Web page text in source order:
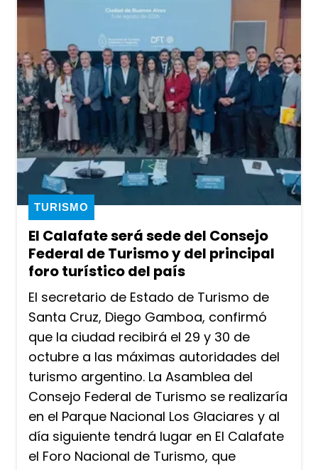
El Calafate será sede del Consejo
Federal de Turismo y del principal
foro turístico del país
TURISMO
El secretario de Estado de Turismo de
Santa Cruz, Diego Gamboa, confirmó
que la ciudad recibirá el 29 y 30 de
octubre a las máximas autoridades del
turismo argentino. La Asamblea del
Consejo Federal de Turismo se realizaría
en el Parque Nacional Los Glaciares y al
día siguiente tendrá lugar en El Calafate
el Foro Nacional de Turismo, que